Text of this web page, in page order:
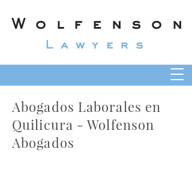
Wolfenson
Lawyers
Abogados Laborales en
Quilicura - Wolfenson
Abogados